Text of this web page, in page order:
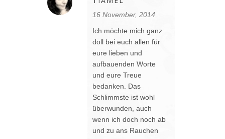
16 November, 2014
Ich möchte mich ganz
doll bei euch allen für
eure lieben und
aufbauenden Worte
und eure Treue
bedanken. Das
Schlimmste ist wohl
überwunden, auch
wenn ich doch noch ab
und zu ans Rauchen